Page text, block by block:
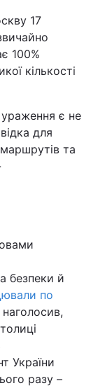
17
100%
кількості
є не
для
та
безпеки й
по
України
разу –